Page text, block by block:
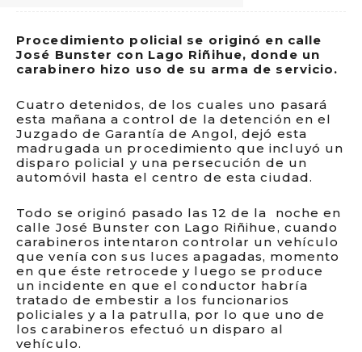
Procedimiento policial se originó en calle
José Bunster con Lago Riñihue, donde un
carabinero hizo uso de su arma de servicio.
Cuatro detenidos, de los cuales uno pasará
esta mañana a control de la detención en el
Juzgado de Garantía de Angol, dejó esta
madrugada un procedimiento que incluyó un
disparo policial y una persecución de un
automóvil hasta el centro de esta ciudad.
Todo se originó pasado las 12 de la noche en
calle José Bunster con Lago Riñihue, cuando
carabineros intentaron controlar un vehículo
que venía con sus luces apagadas, momento
en que éste retrocede y luego se produce
un incidente en que el conductor habría
tratado de embestir a los funcionarios
policiales y a la patrulla, por lo que uno de
los carabineros efectuó un disparo al
vehículo.